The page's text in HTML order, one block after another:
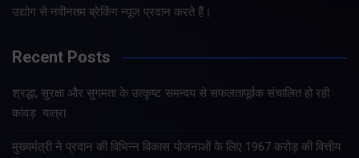
उद्योग से नवीनतम ब्रेकिंग न्यूज प्रदान करते हैं।
Recent Posts
श्रद्धा, सुरक्षा और सुगमता के उत्कृष्ट समन्वय से सफलतापूर्वक संचालित हो रही
कांवड़ यात्रा
मुख्यमंत्री ने प्रदान की विभिन्न विकास योजनाओं के लिए 1967 करोड़ की वित्तीय